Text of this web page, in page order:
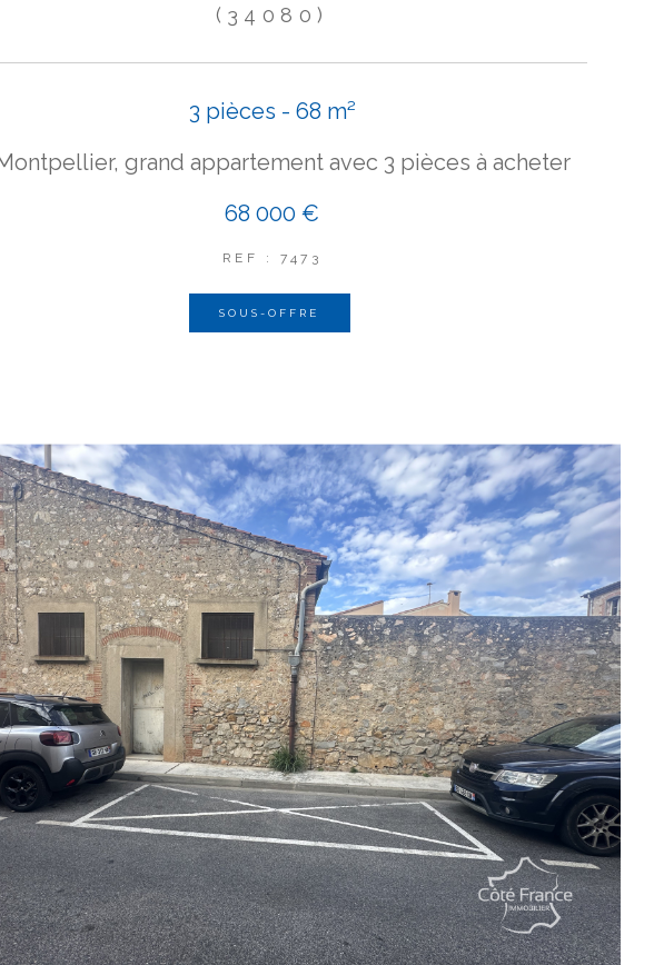
(34080)
3 pièces - 68 m²
grand appartement avec 3 pièces à acheter
68 000 €
REF : 7473
SOUS-OFFRE